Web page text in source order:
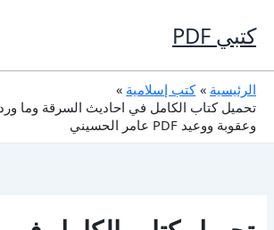
إلى
المحتوى
كتبي PDF
الرئيسية
كتب إسلامية
تحميل كتاب الكامل في احاديث السرقة وما
وعقوبة ووعيد PDF عامر الحسيني